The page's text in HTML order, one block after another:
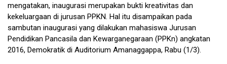
mengatakan, inaugurasi merupakan bukti kreativitas dan
kekeluargaan di jurusan PPKN. Hal itu disampaikan pada
sambutan inaugurasi yang dilakukan mahasiswa Jurusan
Pendidikan Pancasila dan Kewarganegaraan (PPKn) angkatan
2016, Demokratik di Auditorium Amanaggappa, Rabu (1/3).